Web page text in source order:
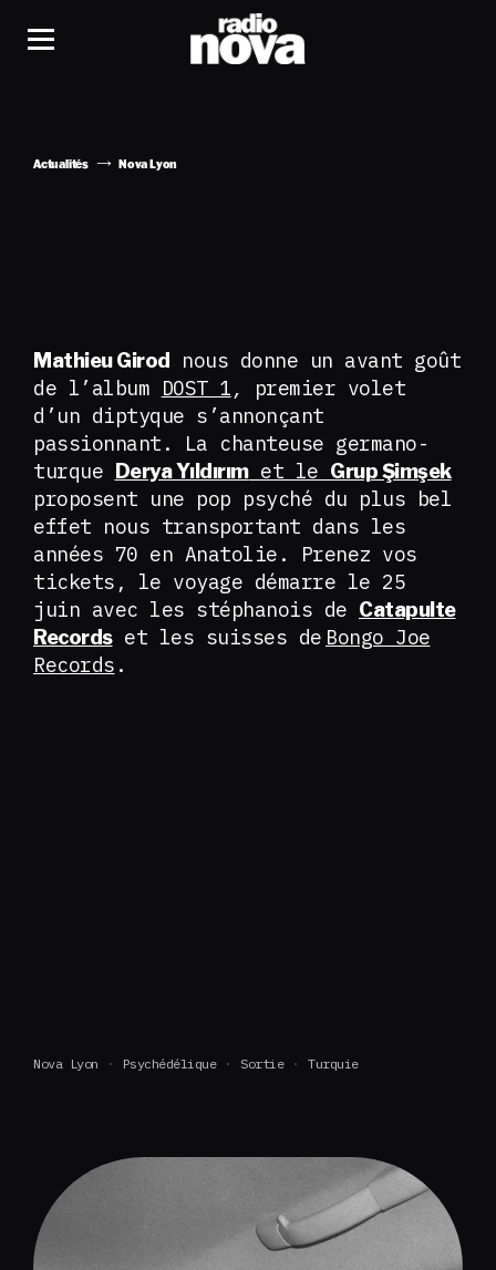
Actualités Nova Lyon
Mathieu Girod
nous donne un avant goût
de l’album DOST 1,
premier volet
d’un diptyque s’annonçant
passionnant. La chanteuse germano-
turque
Derya Yıldırımet le Grup Şimşek
proposent une pop psyché du plus bel
effet nous transportant dans les
années 70 en Anatolie. Prenez vos
tickets, le voyage démarre le 25
juin avec les stéphanois de Catapulte
Recordset les suisses de Bongo Joe
Records .
Nova Lyon Psychédélique Sortie Turquie